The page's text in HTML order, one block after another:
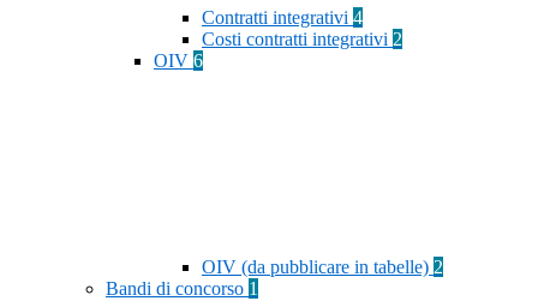
Contratti integrativi 4
Costi contratti integrativi 2
OIV 6
OIV (da pubblicare in tabelle) 2
Bandi di concorso 1